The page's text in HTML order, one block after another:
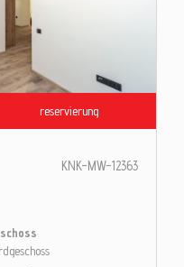
reservierung
KNK-MW-12363